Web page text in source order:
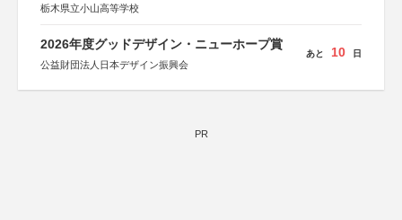
栃木県立小山高等学校
2026年度グッドデザイン・ニューホープ賞
公益財団法人日本デザイン振興会
あと 10 日
PR